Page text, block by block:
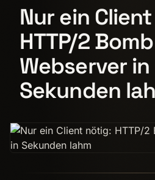
Nur ein
HTTP/2
Webserver in
Sekunden